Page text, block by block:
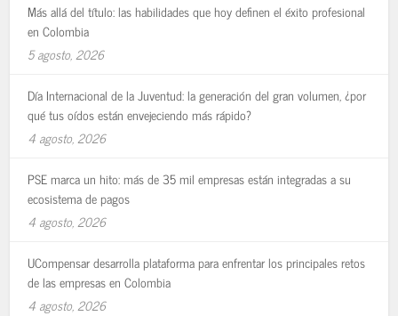
Más allá del título: las habilidades que hoy definen el éxito profesional
en Colombia
5 agosto, 2026
Día Internacional de la Juventud: la generación del gran volumen, ¿por
qué tus oídos están envejeciendo más rápido?
4 agosto, 2026
PSE marca un hito: más de 35 mil empresas están integradas a su
ecosistema de pagos
4 agosto, 2026
UCompensar desarrolla plataforma para enfrentar los principales retos
de las empresas en Colombia
4 agosto, 2026